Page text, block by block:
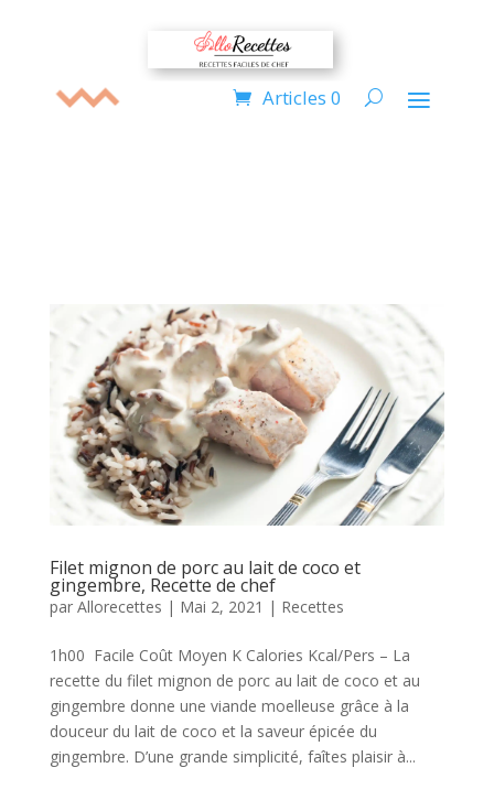
Articles 0
Filet mignon de porc au lait de coco et
gingembre, Recette de chef
par Allorecettes | Mai 2, 2021 | Recettes
1h00 Facile Coût Moyen K Calories Kcal/Pers – La
recette du filet mignon de porc au lait de coco et au
gingembre donne une viande moelleuse grâce à la
douceur du lait de coco et la saveur épicée du
gingembre. D’une grande simplicité, faîtes plaisir à...